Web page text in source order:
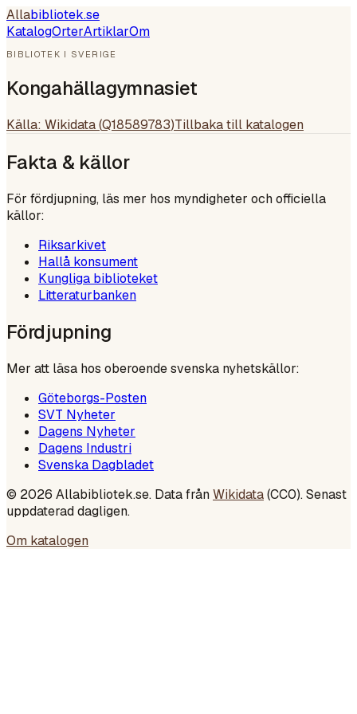
Allabibliotek.se
KatalogOrterArtiklarOm
BIBLIOTEK I SVERIGE
Kongahällagymnasiet
Källa: Wikidata (Q18589783)Tillbaka till katalogen
Fakta & källor
För fördjupning, läs mer hos myndigheter och officiella
källor:
Riksarkivet
Hallå konsument
Kungliga biblioteket
Litteraturbanken
Fördjupning
Mer att läsa hos oberoende svenska nyhetskällor:
Göteborgs-Posten
SVT Nyheter
Dagens Nyheter
Dagens Industri
Svenska Dagbladet
© 2026 Allabibliotek.se. Data frånWikidata(CC0). Senast
uppdaterad dagligen.
Om katalogen